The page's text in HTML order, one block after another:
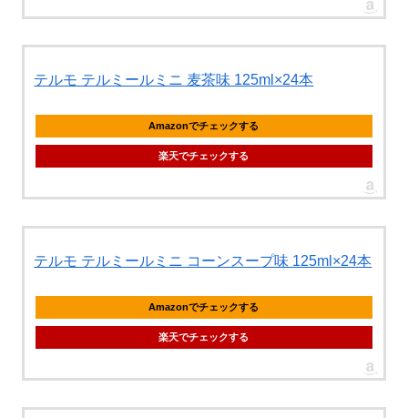
テルモ テルミールミニ 麦茶味 125ml×24本
Amazonでチェックする
楽天でチェックする
テルモ テルミールミニ コーンスープ味 125ml×24本
Amazonでチェックする
楽天でチェックする